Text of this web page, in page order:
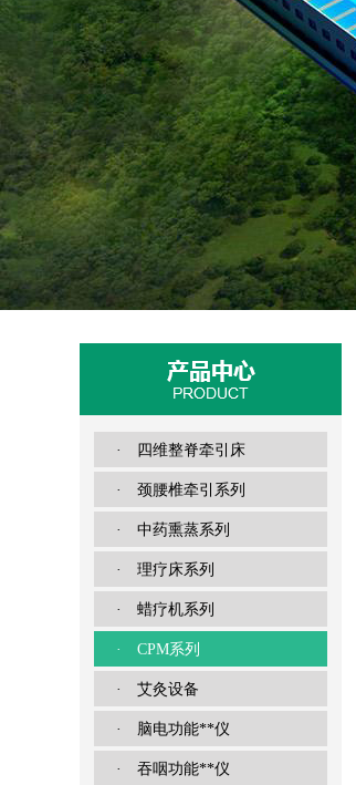
· 四维整脊牵引床
· 颈腰椎牵引系列
· 中药熏蒸系列
· 理疗床系列
· 蜡疗机系列
· CPM系列
· 艾灸设备
· 脑电功能**仪
· 吞咽功能**仪